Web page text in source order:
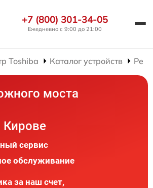
+7 (800) 301-34-05
Ежедневно с 9:00 до 21:00
Toshiba Каталог устройств
моста
Кирове
сервис
обслуживание
за наш счет,